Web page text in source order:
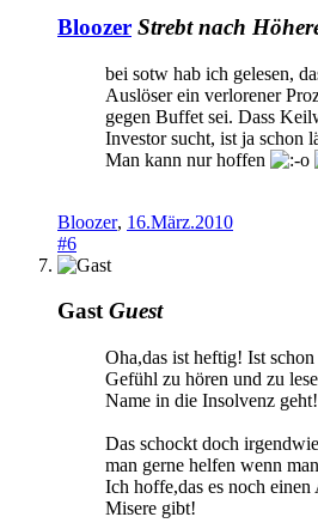
Bloozer Strebt nach
bei sotw hab ich gelesen,
Auslöser ein verlorener
gegen Buffet sei. Dass
Investor sucht, ist ja schon
Man kann nur hoffen
Bloozer, 16.März.2010
#6
Gast Guest
Oha,das ist heftig! Ist
Gefühl zu hören und zu
Name in die Insolvenz geht!
Das schockt doch
man gerne helfen wenn
Ich hoffe,das es noch einen
Misere gibt!